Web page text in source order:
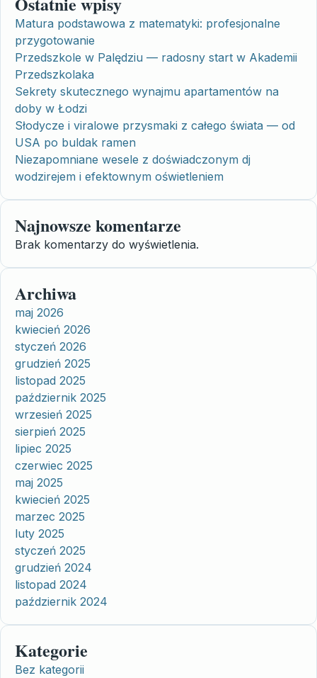
Matura podstawowa z matematyki: profesjonalne
przygotowanie
Przedszkole w Palędziu — radosny start w Akademii
Przedszkolaka
Sekrety skutecznego wynajmu apartamentów na
doby w Łodzi
Słodycze i viralowe przysmaki z całego świata — od
USA po buldak ramen
Niezapomniane wesele z doświadczonym dj
wodzirejem i efektownym oświetleniem
Najnowsze komentarze
Brak komentarzy do wyświetlenia.
Archiwa
maj 2026
kwiecień 2026
styczeń 2026
grudzień 2025
listopad 2025
październik 2025
wrzesień 2025
sierpień 2025
lipiec 2025
czerwiec 2025
maj 2025
kwiecień 2025
marzec 2025
luty 2025
styczeń 2025
grudzień 2024
listopad 2024
październik 2024
Kategorie
Bez kategorii